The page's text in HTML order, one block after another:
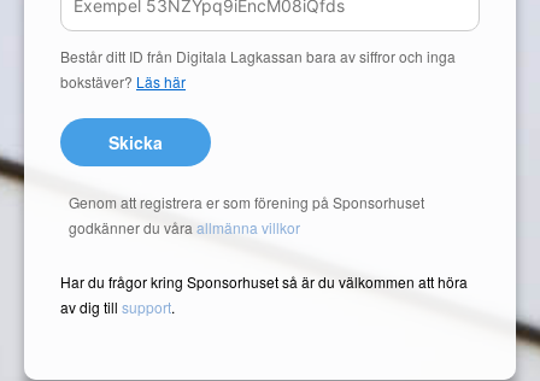
Består ditt ID från Digitala Lagkassan bara av siffror och inga
bokstäver? Läs här
Skicka
Genom att registrera er som förening på Sponsorhuset
godkänner du våra allmänna villkor
Har du frågor kring Sponsorhuset så är du välkommen att höra
av dig till support.